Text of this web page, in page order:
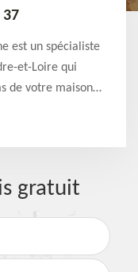
est un spécialiste
et-Loire qui
de votre maison
gratuit